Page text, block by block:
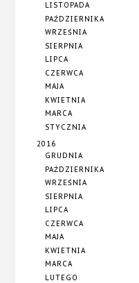
LISTOPADA
PAŹDZIERNIKA
WRZEŚNIA
SIERPNIA
LIPCA
CZERWCA
MAJA
KWIETNIA
MARCA
STYCZNIA
2016
GRUDNIA
PAŹDZIERNIKA
WRZEŚNIA
SIERPNIA
LIPCA
CZERWCA
MAJA
KWIETNIA
MARCA
LUTEGO